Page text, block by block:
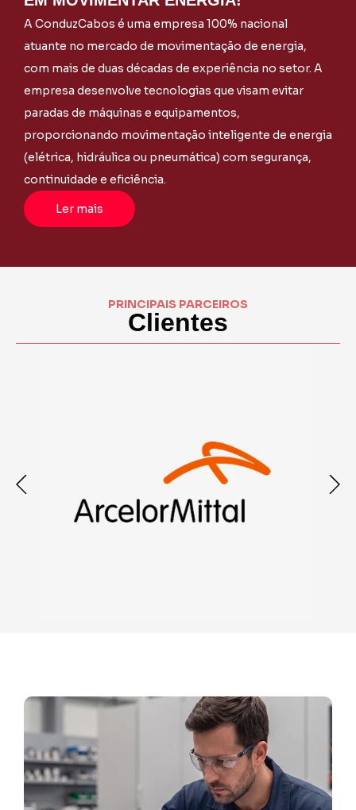
A ConduzCabos é uma empresa 100% nacional
atuante no mercado de movimentação de energia,
com mais de duas décadas de experiência no setor. A
empresa desenvolve tecnologias que visam evitar
paradas de máquinas e equipamentos,
proporcionando movimentação inteligente de energia
(elétrica, hidráulica ou pneumática) com segurança,
continuidade e eficiência.
Ler mais
PRINCIPAIS PARCEIROS
Clientes